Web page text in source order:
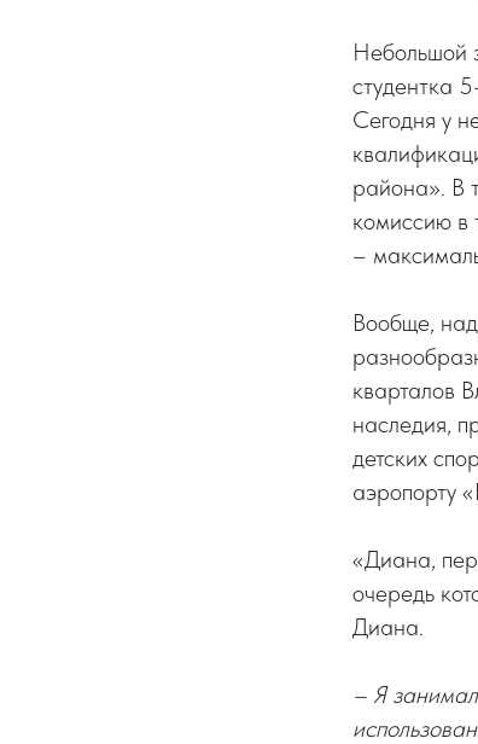
Небольшой
студентка
Сегодня у
района». В
комиссию в
–
Вообще,
кварталов
наследия,
детских
аэропорту
«Диана,
очередь
Диана.
– Я